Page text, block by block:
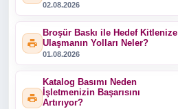
02.08.2026
Broşür Baskı ile Hedef Kitlenize
Ulaşmanın Yolları Neler?
01.08.2026
Katalog Basımı Neden
İşletmenizin Başarısını
Artırıyor?